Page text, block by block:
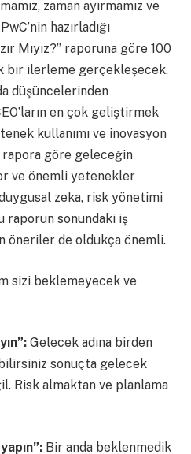
zaman ayırmamız ve
hazırladığı
Mıyız?’’ raporuna göre 100
bir ilerleme gerçekleşecek.
düşüncelerinden
en çok geliştirmek
kullanımı ve inovasyon
rapora göre geleceğin
ve önemli yetenekler
zeka, risk yönetimi
raporun sonundaki iş
öneriler de oldukça önemli.
sizi beklemeyecek ve
Gelecek adına birden
sonuçta gelecek
Risk almaktan ve planlama
Bir anda beklenmedik